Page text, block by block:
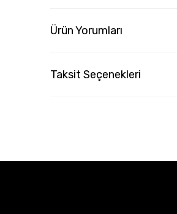
Ürün Yorumları
Taksit Seçenekleri